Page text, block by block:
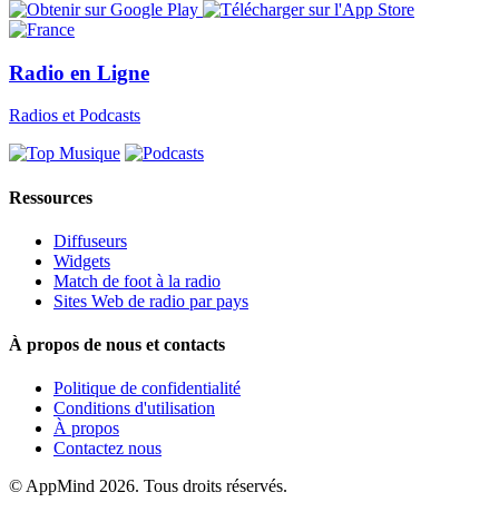
Radio en Ligne
Radios et Podcasts
Ressources
Diffuseurs
Widgets
Match de foot à la radio
Sites Web de radio par pays
À propos de nous et contacts
Politique de confidentialité
Conditions d'utilisation
À propos
Contactez nous
© AppMind 2026. Tous droits réservés.